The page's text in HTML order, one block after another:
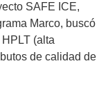
SAFE ICE,
Marco, buscó
(alta
de calidad de